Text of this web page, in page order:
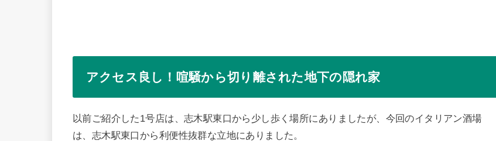
アクセス良し！喧騒から切り離された地下の隠れ家
以前ご紹介した1号店は、志木駅東口から少し歩く場所にありましたが、今回のイタリアン酒場
は、志木駅東口から利便性抜群な立地にありました。